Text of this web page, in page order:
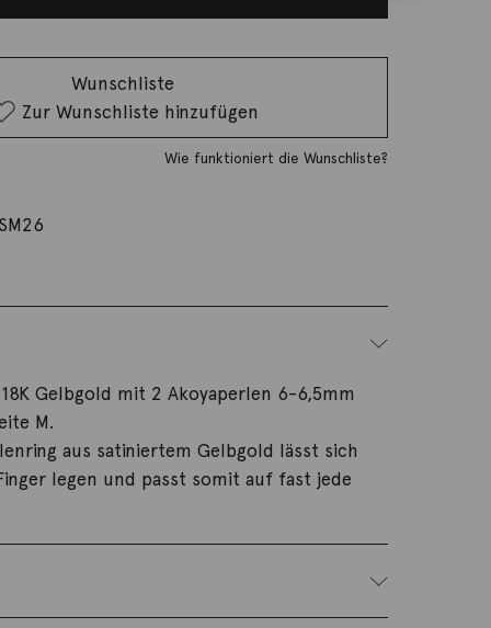
Wunschliste
Zur Wunschliste hinzufügen
Wie funktioniert die Wunschliste?
Gelbgold mit 2 Akoyaperlen 6-6,5mm
M.
aus satiniertem Gelbgold lässt sich
legen und passt somit auf fast jede